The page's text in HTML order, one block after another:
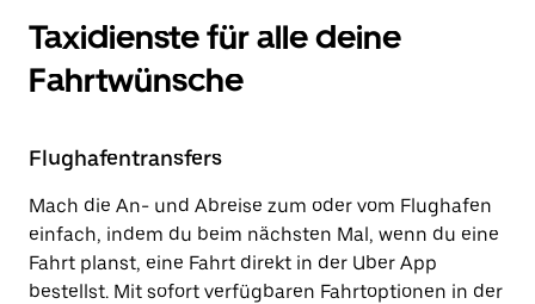
Taxidienste für alle deine
Fahrtwünsche
Flughafentransfers
Mach die An- und Abreise zum oder vom Flughafen
einfach, indem du beim nächsten Mal, wenn du eine
Fahrt planst, eine Fahrt direkt in der Uber App
bestellst. Mit sofort verfügbaren Fahrtoptionen in der